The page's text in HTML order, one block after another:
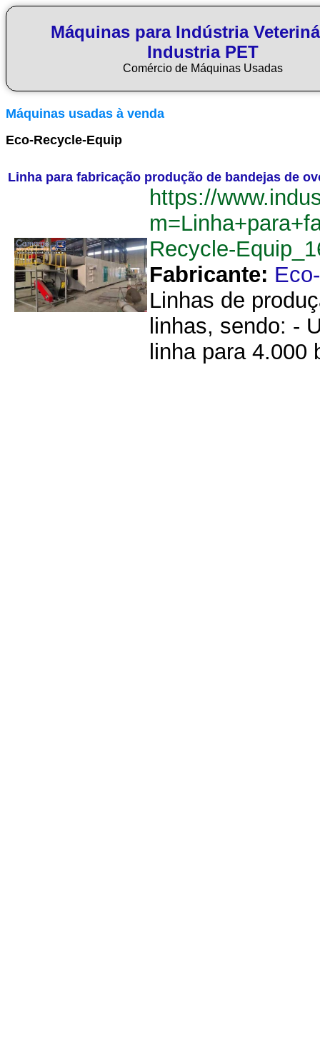
Máquinas para Indústria
Industria PET
Comércio de Máquinas Usadas
Máquinas usadas à venda
Eco-Recycle-Equip
Linha para fabricação produção de bandejas de
https://
Recycle-
Fabricante:
Linhas de
linhas, sendo: -
linha para